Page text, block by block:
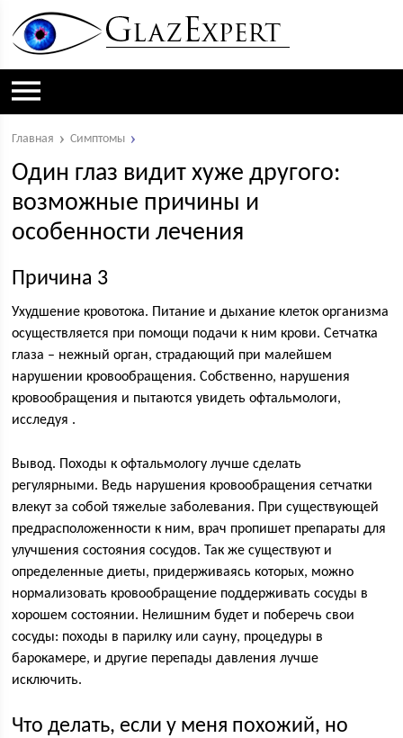
Главная Симптомы
Один глаз видит хуже другого:
возможные причины и
особенности лечения
Причина 3
Ухудшение кровотока. Питание и дыхание клеток организма
осуществляется при помощи подачи к ним крови. Сетчатка
глаза – нежный орган, страдающий при малейшем
нарушении кровообращения. Собственно, нарушения
кровообращения и пытаются увидеть офтальмологи,
исследуя .
Вывод. Походы к офтальмологу лучше сделать
регулярными. Ведь нарушения кровообращения сетчатки
влекут за собой тяжелые заболевания. При существующей
предрасположенности к ним, врач пропишет препараты для
улучшения состояния сосудов. Так же существуют и
определенные диеты, придерживаясь которых, можно
нормализовать кровообращение поддерживать сосуды в
хорошем состоянии. Нелишним будет и поберечь свои
сосуды: походы в парилку или сауну, процедуры в
барокамере, и другие перепады давления лучше
исключить.
Что делать, если у меня похожий, но